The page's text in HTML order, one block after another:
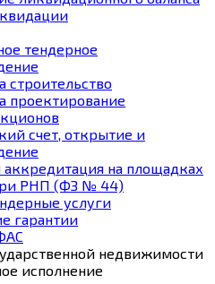
тендерное
строительство
проектирование
счет, открытие и
на площадках
РНП (ФЗ № 44)
услуги
гарантии
недвижимости
исполнение